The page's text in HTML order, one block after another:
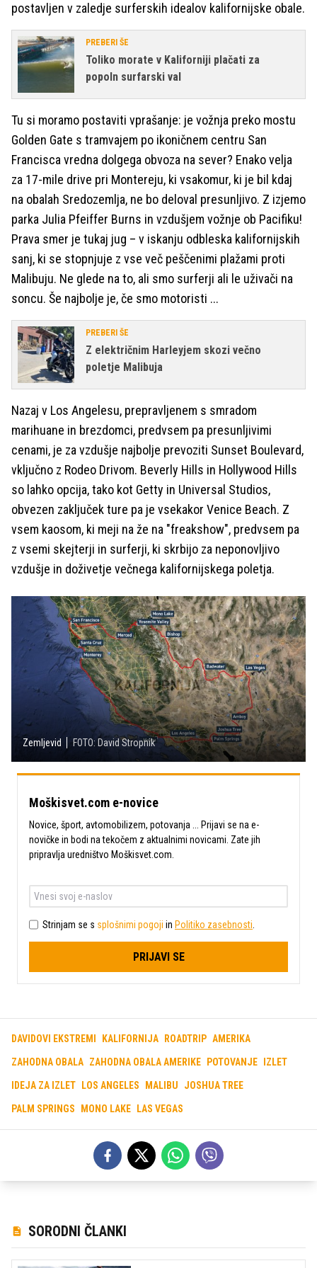
postavljen v zaledje surferskih idealov kalifornijske obale.
PREBERI ŠE
Toliko morate v Kaliforniji plačati za
popoln surfarski val
Tu si moramo postaviti vprašanje: je vožnja preko mostu
Golden Gate s tramvajem po ikoničnem centru San
Francisca vredna dolgega obvoza na sever? Enako velja
za 17-mile drive pri Montereju, ki vsakomur, ki je bil kdaj
na obalah Sredozemlja, ne bo deloval presunljivo. Z izjemo
parka Julia Pfeiffer Burns in vzdušjem vožnje ob Pacifiku!
Prava smer je tukaj jug – v iskanju odbleska kalifornijskih
sanj, ki se stopnjuje z vse več peščenimi plažami proti
Malibuju. Ne glede na to, ali smo surferji ali le uživači na
soncu. Še najbolje je, če smo motoristi ...
PREBERI ŠE
Z električnim Harleyjem skozi večno
poletje Malibuja
Nazaj v Los Angelesu, prepravljenem s smradom
marihuane in brezdomci, predvsem pa presunljivimi
cenami, je za vzdušje najbolje prevoziti Sunset Boulevard,
vključno z Rodeo Drivom. Beverly Hills in Hollywood Hills
so lahko opcija, tako kot Getty in Universal Studios,
obvezen zaključek ture pa je vsekakor Venice Beach. Z
vsem kaosom, ki meji na že na "freakshow", predvsem pa
z vsemi skejterji in surferji, ki skrbijo za neponovljivo
vzdušje in doživetje večnega kalifornijskega poletja.
Zemljevid FOTO: David Stropnik
Moškisvet.com e-novice
Novice, šport, avtomobilizem, potovanja ... Prijavi se na e-
novičke in bodi na tekočem z aktualnimi novicami. Zate jih
pripravlja uredništvo Moškisvet.com.
Strinjam se s splošnimi pogoji in Politiko zasebnosti
PRIJAVI SE
DAVIDOVI EKSTREMI KALIFORNIJA ROADTRIP AMERIKA
ZAHODNA OBALA ZAHODNA OBALA AMERIKE POTOVANJE IZLET
IDEJA ZA IZLET LOS ANGELES MALIBU JOSHUA TREE
PALM SPRINGS MONO LAKE LAS VEGAS
SORODNI ČLANKI